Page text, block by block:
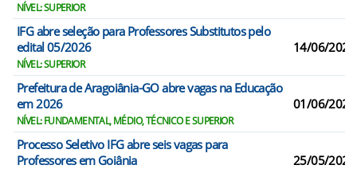
NÍVEL: SUPERIOR
IFG abre seleção para Professores Substitutos pelo
edital 05/2026
NÍVEL: SUPERIOR
14/06/2026
Prefeitura de Aragoiânia-GO abre vagas na Educação
em 2026
NÍVEL: FUNDAMENTAL, MÉDIO, TÉCNICO E SUPERIOR
01/06/2026
Processo Seletivo IFG abre seis vagas para
Professores em Goiânia
25/05/2026